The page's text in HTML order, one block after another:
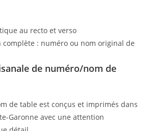
au recto et verso
complète : numéro ou nom original de
de numéro/nom de
de table est conçus et imprimés dans
Garonne avec une attention